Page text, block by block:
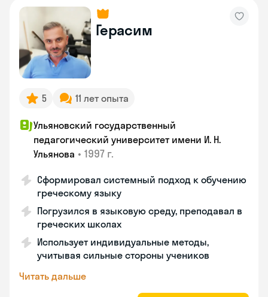
Герасим
5 11 лет опыта
Ульяновский государственный
педагогический университет имени И. Н.
Ульянова • 1997 г.
Сформировал системный подход к обучению
греческому языку
Погрузился в языковую среду, преподавал в
греческих школах
Использует индивидуальные методы,
учитывая сильные стороны учеников
Читать дальше